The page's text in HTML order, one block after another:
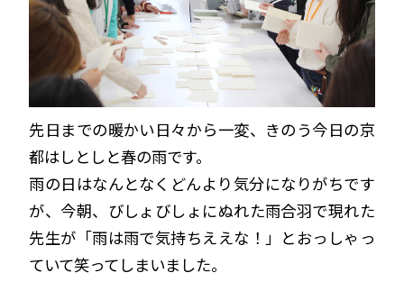
先日までの暖かい日々から一変、きのう今日の京
都はしとしと春の雨です。
雨の日はなんとなくどんより気分になりがちです
が、今朝、びしょびしょにぬれた雨合羽で現れた
先生が「雨は雨で気持ちええな！」とおっしゃっ
ていて笑ってしまいました。